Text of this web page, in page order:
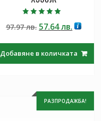
5.00
от 5
97.97лв. Original
97.97 лв..
57.64лв.
57.64
Добавяне в количката
РАЗПРОДАЖБА!